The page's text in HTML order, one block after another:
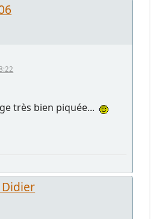
très bien piquée...